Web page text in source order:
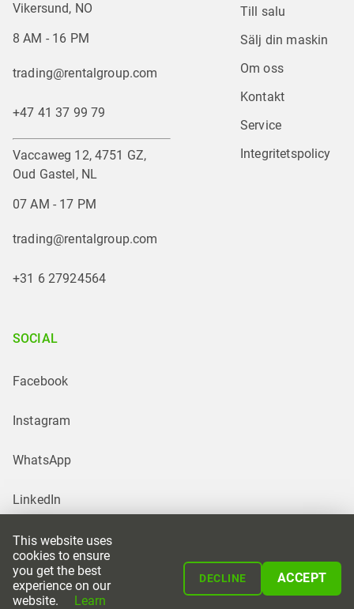
Vikersund, NO
8 AM - 16 PM
trading@rentalgroup.com
+47 41 37 99 79
Vaccaweg 12, 4751 GZ,
Oud Gastel, NL
07 AM - 17 PM
trading@rentalgroup.com
+31 6 27924564
Till salu
Sälj din maskin
Om oss
Kontakt
Service
Integritetspolicy
SOCIAL
Facebook
Instagram
WhatsApp
LinkedIn
Powered by
This website uses
cookies to ensure
you get the best
experience on our
website.
Learn
DECLINE ACCEPT